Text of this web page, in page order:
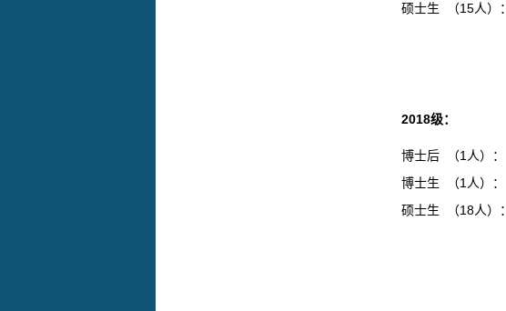
硕士生 （15人）：
2018级：
博士后 （1人）：
博士生 （1人）：
硕士生 （18人）：